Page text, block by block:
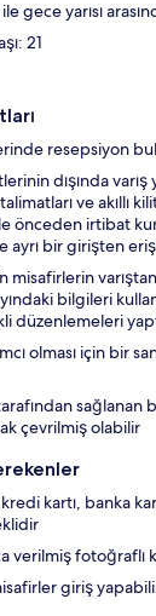
gece yarısı
21
resepsiyon
dışında varış
ve akıllı
önceden irtibat
ayrı bir girişten
misafirlerin
bilgileri
düzenlemeleri
olması için bir
sağlanan
çevrilmiş olabilir
kartı, banka
verilmiş fotoğraflı
giriş